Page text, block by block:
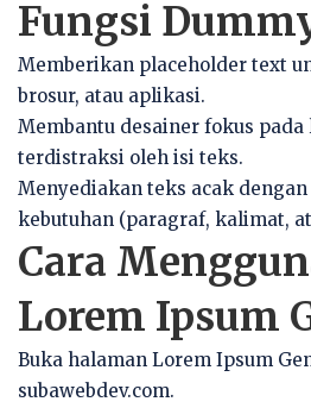
Fungsi
Memberikan placeholder text
brosur, atau aplikasi.
Membantu desainer fokus pada
terdistraksi oleh isi teks.
Menyediakan teks acak
kebutuhan (paragraf, kalimat,
Cara
Lorem Ipsum
Buka halaman Lorem Ipsum
subawebdev.com.